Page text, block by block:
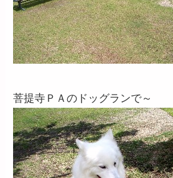
菩提寺ＰＡのドッグランで～